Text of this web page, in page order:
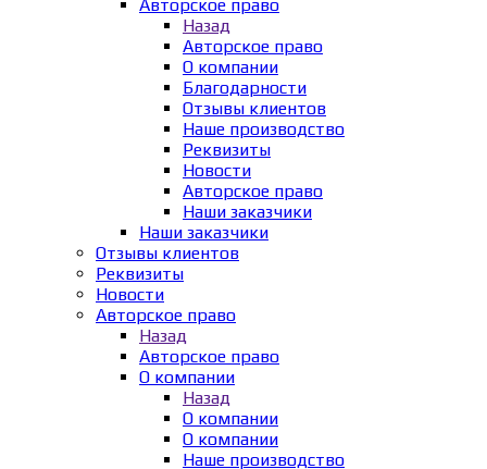
Авторское право
Назад
Авторское право
О компании
Благодарности
Отзывы клиентов
Наше производство
Реквизиты
Новости
Авторское право
Наши заказчики
Наши заказчики
Отзывы клиентов
Реквизиты
Новости
Авторское право
Назад
Авторское право
О компании
Назад
О компании
О компании
Наше производство